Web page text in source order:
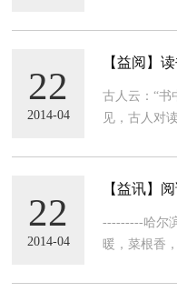
个市县31所
己的爱心图
22
2014-04
【益阅】
古人云：“书
见，古人对
知，让无知
简史》和《
22
2014-04
【益讯】
---------哈尔
暖，菜根香
以染绿内心